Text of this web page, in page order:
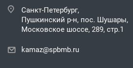
Санкт-Петербург,
Пушкинский р-н, пос. Шушары,
Московское шоссе, 289, стр.1
kamaz@spbmb.ru